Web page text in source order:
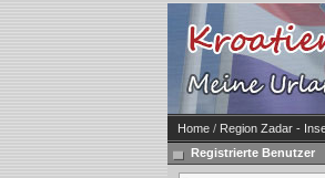
Home / Region Zadar -
Registrierte Benutzer